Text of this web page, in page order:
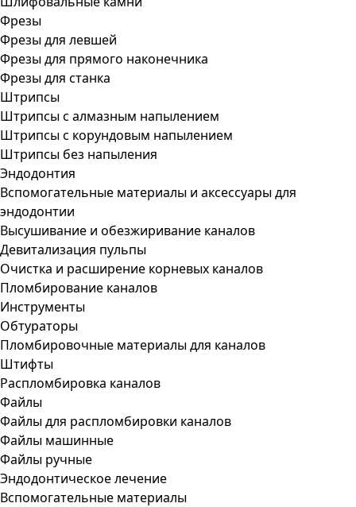
Фрезы
Фрезы для левшей
Фрезы для прямого наконечника
Фрезы для станка
Штрипсы
Штрипсы c алмазным напылением
Штрипсы c корундовым напылением
Штрипсы без напыления
Эндодонтия
Вспомогательные материалы и аксессуары для
эндодонтии
Высушивание и обезжиривание каналов
Девитализация пульпы
Очистка и расширение корневых каналов
Пломбирование каналов
Инструменты
Обтураторы
Пломбировочные материалы для каналов
Штифты
Распломбировка каналов
Файлы
Файлы для распломбировки каналов
Файлы машинные
Файлы ручные
Эндодонтическое лечение
Вспомогательные материалы